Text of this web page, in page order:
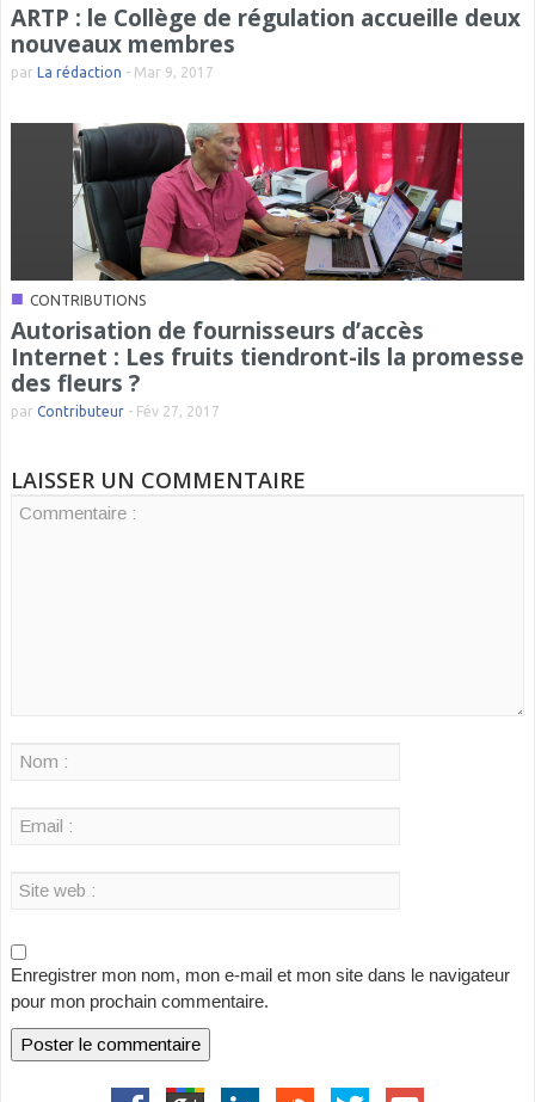
ARTP : le Collège de régulation accueille deux
nouveaux membres
par La rédaction - Mar 9, 2017
■ CONTRIBUTIONS
Autorisation de fournisseurs d’accès
Internet : Les fruits tiendront-ils la promesse
des fleurs ?
par Contributeur - Fév 27, 2017
LAISSER UN COMMENTAIRE
Enregistrer mon nom, mon e-mail et mon site dans le navigateur
pour mon prochain commentaire.